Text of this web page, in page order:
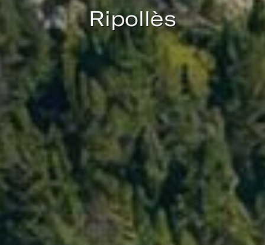
Ripollès
Aquestes cookies són utilitzades per emmagatzemar
informació sobre les preferències i les eleccions personals
de l'usuari a través de l'observació continuada dels seus
hàbits de navegació. Gràcies a elles, podem conèixer els
hàbits de navegació al lloc web i mostrar publicitat
relacionada amb el perfil de navegació de l'usuari.